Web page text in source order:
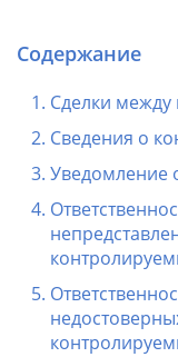
Содержание
Сделки
Сведения о
Уведомление